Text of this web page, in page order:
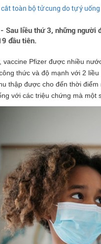
cắt toàn bộ tử cung do tự ý
- Sau liều thứ 3, những
đầu tiên.
vaccine Pfizer được nhiều
thức và độ mạnh với 2 liều
thập được cho đến thời
với các triệu chứng mà một